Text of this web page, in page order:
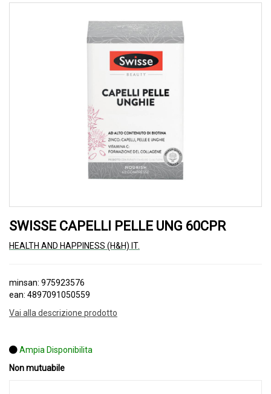
SWISSE CAPELLI PELLE UNG 60CPR
HEALTH AND HAPPINESS (H&H) IT.
minsan: 975923576
ean: 4897091050559
Vai alla descrizione prodotto
Ampia Disponibilita
Non mutuabile